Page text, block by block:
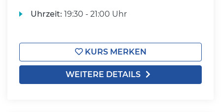
Uhrzeit: 19:30 - 21:00 Uhr
KURS MERKEN
WEITERE DETAILS